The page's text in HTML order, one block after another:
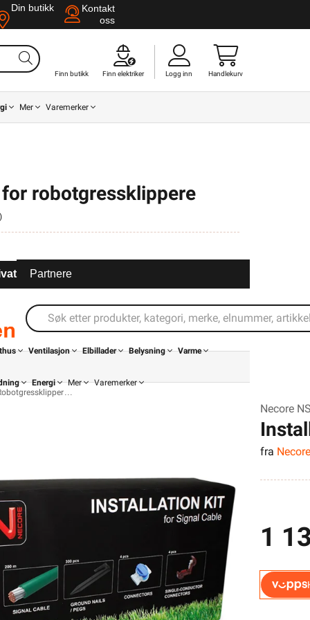
Din butikk
Kontakt
oss
Finn butikk Finn elektriker Logg inn Handlekurv
Mer Varemerker
robotgressklippere
)
Kontakt
Partnere
Ventilasjon Elbillader Belysning Varme
Energi Mer
Varemerker
Necore
fra Necore
1